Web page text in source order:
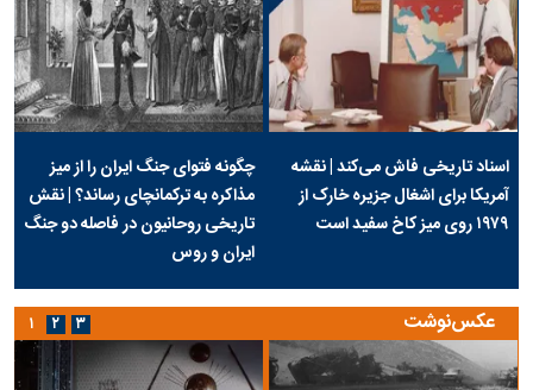
اسناد تاریخی فاش می‌کند | نقشه
آمریکا برای اشغال جزیره خارک از
۱۹۷۹ روی میز کاخ سفید است
چگونه فتوای جنگ ایران را از میز
مذاکره به ترکمانچای رساند؟ | نقش
تاریخی روحانیون در فاصله دو جنگ
ایران و روس
عکس‌نوشت ۱ ۲ ۳